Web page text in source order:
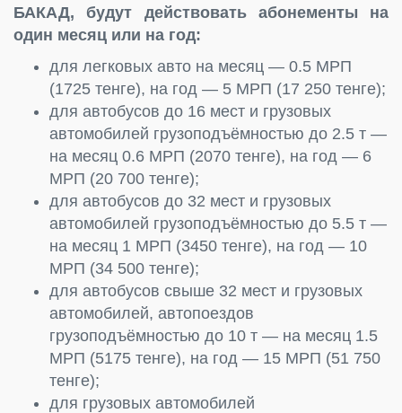
БАКАД, будут действовать абонементы на
один месяц или на год:
для легковых авто на месяц — 0.5 МРП
(1725 тенге), на год — 5 МРП (17 250 тенге);
для автобусов до 16 мест и грузовых
автомобилей грузоподъёмностью до 2.5 т —
на месяц 0.6 МРП (2070 тенге), на год — 6
МРП (20 700 тенге);
для автобусов до 32 мест и грузовых
автомобилей грузоподъёмностью до 5.5 т —
на месяц 1 МРП (3450 тенге), на год — 10
МРП (34 500 тенге);
для автобусов свыше 32 мест и грузовых
автомобилей, автопоездов
грузоподъёмностью до 10 т — на месяц 1.5
МРП (5175 тенге), на год — 15 МРП (51 750
тенге);
для грузовых автомобилей